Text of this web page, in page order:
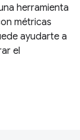
herramienta
métricas
ayudarte a
el